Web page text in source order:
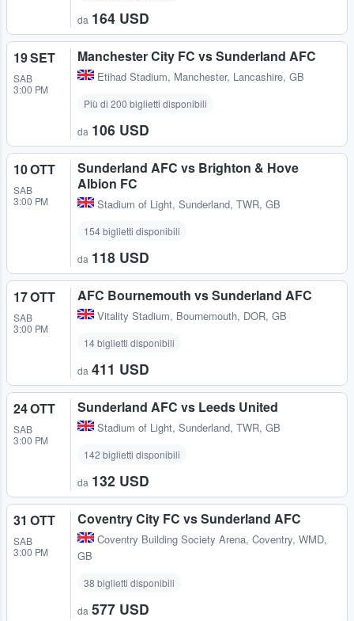
da 164 USD
19 SET
SAB
3:00 PM
Manchester City FC vs Sunderland AFC
Etihad Stadium, Manchester, Lancashire, GB
Più di 200 biglietti disponibili
da 106 USD
10 OTT
SAB
3:00 PM
Sunderland AFC vs Brighton & Hove
Albion FC
Stadium of Light, Sunderland, TWR, GB
154 biglietti disponibili
da 118 USD
17 OTT
SAB
3:00 PM
AFC Bournemouth vs Sunderland AFC
Vitality Stadium, Bournemouth, DOR, GB
14 biglietti disponibili
da 411 USD
24 OTT
SAB
3:00 PM
Sunderland AFC vs Leeds United
Stadium of Light, Sunderland, TWR, GB
142 biglietti disponibili
da 132 USD
31 OTT
SAB
3:00 PM
Coventry City FC vs Sunderland AFC
Coventry Building Society Arena, Coventry, WMD,
GB
38 biglietti disponibili
da 577 USD